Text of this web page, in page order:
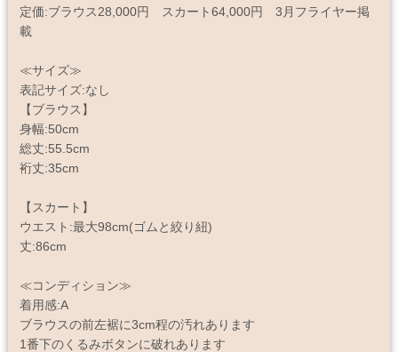
定価:ブラウス28,000円 スカート64,000円 3月フライヤー掲
載
≪サイズ≫
表記サイズ:なし
【ブラウス】
身幅:50cm
総丈:55.5cm
裄丈:35cm
【スカート】
ウエスト:最大98cm(ゴムと絞り紐)
丈:86cm
≪コンディション≫
着用感:A
ブラウスの前左裾に3cm程の汚れあります
1番下のくるみボタンに破れあります